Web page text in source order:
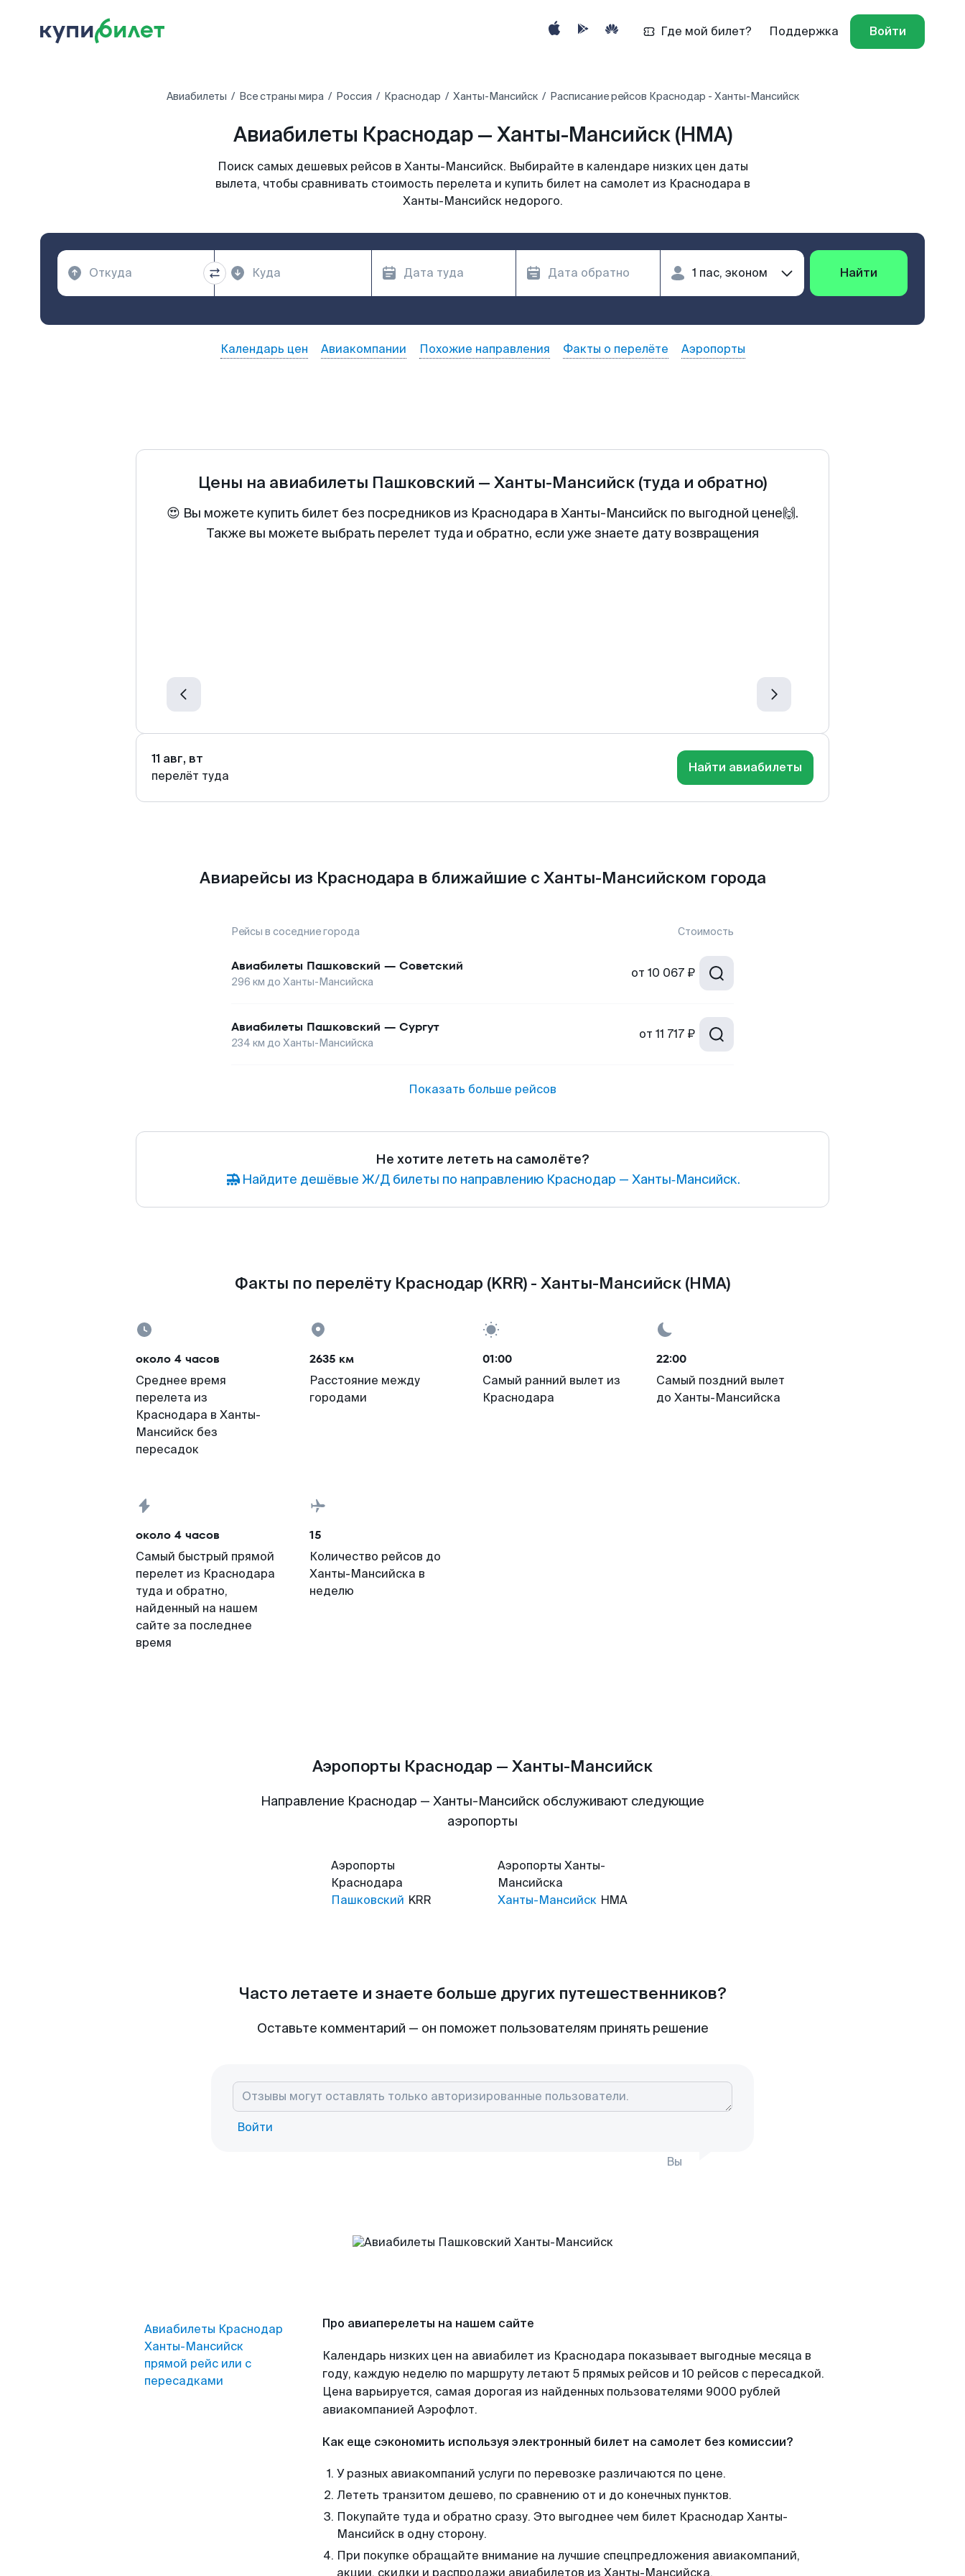
Где мой билет? Поддержка Войти
Авиабилеты Все страны мира Россия Краснодар Ханты-Мансийск Расписание рейсов Краснодар - Ханты-Мансийск
Авиабилеты Краснодар — Ханты-Мансийск (HMA)
Поиск самых дешевых рейсов в Ханты-Мансийск. Выбирайте в календаре низких цен даты
вылета, чтобы сравнивать стоимость перелета и купить билет на самолет из Краснодара в
Ханты-Мансийск недорого.
Найти
Календарь цен Авиакомпании Похожие направления Факты о перелёте Аэропорты
Цены на авиабилеты Пашковский — Ханты-Мансийск (туда и обратно)
😍 Вы можете купить билет без посредников из Краснодара в Ханты-Мансийск по выгодной цене🙌.
Также вы можете выбрать перелет туда и обратно, если уже знаете дату возвращения
11 авг, вт
перелёт туда
Найти авиабилеты
Авиарейсы из Краснодара в ближайшие с Ханты-Мансийском города
Рейсы в соседние города Стоимость
Авиабилеты Пашковский — Советский
296 км до Ханты-Мансийска
от 10 067 ₽
Авиабилеты Пашковский — Сургут
234 км до Ханты-Мансийска
от 11 717 ₽
Показать больше рейсов
Не хотите лететь на самолёте?
Найдите дешёвые Ж/Д билеты по направлению Краснодар — Ханты‑Мансийск.
Факты по перелёту Краснодар (KRR) - Ханты-Мансийск (HMA)
около 4 часов
Среднее время
перелета из
Краснодара в Ханты-
Мансийск без
пересадок
2635 км
Расстояние между
городами
01:00
Самый ранний вылет из
Краснодара
22:00
Самый поздний вылет
до Ханты-Мансийска
около 4 часов
Самый быстрый прямой
перелет из Краснодара
туда и обратно,
найденный на нашем
сайте за последнее
время
15
Количество рейсов до
Ханты-Мансийска в
неделю
Аэропорты Краснодар — Ханты-Мансийск
Направление Краснодар — Ханты-Мансийск обслуживают следующие
аэропорты
Аэропорты
Краснодара
Пашковский KRR
Аэропорты Ханты-
Мансийска
Ханты-Мансийск HMA
Часто летаете и знаете больше других путешественников?
Оставьте комментарий — он поможет пользователям принять решение
Войти
Вы
Авиабилеты Краснодар
Ханты-Мансийск
прямой рейс или с
пересадками
Про авиаперелеты на нашем сайте
Календарь низких цен на авиабилет из Краснодара показывает выгодные месяца в
году, каждую неделю по маршруту летают 5 прямых рейсов и 10 рейсов с пересадкой.
Цена варьируется, самая дорогая из найденных пользователями 9000 рублей
авиакомпанией Аэрофлот.
Как еще сэкономить используя электронный билет на самолет без комиссии?
У разных авиакомпаний услуги по перевозке различаются по цене.
Лететь транзитом дешево, по сравнению от и до конечных пунктов.
Покупайте туда и обратно сразу. Это выгоднее чем билет Краснодар Ханты-
Мансийск в одну сторону.
При покупке обращайте внимание на лучшие спецпредложения авиакомпаний,
акции, скидки и распродажи авиабилетов из Ханты-Мансийска.